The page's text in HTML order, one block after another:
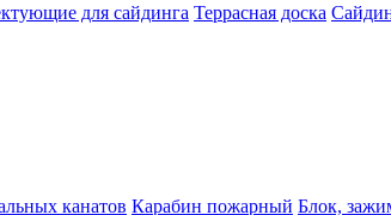
для сайдинга Террасная доска
канатов Карабин пожарный Блок,